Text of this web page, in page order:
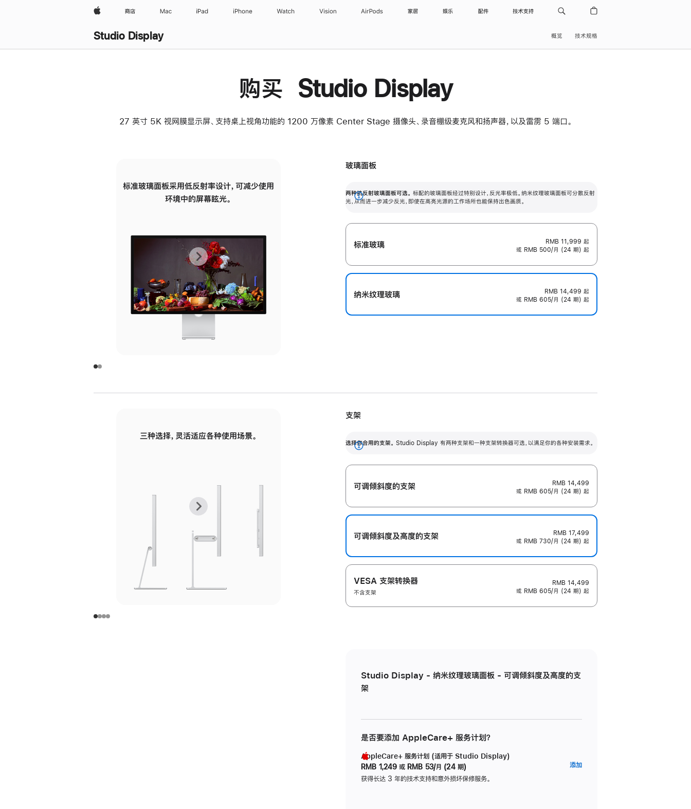
Apple 商店 Mac iPad iPhone Watch Vision AirPods 家居 娱乐 配件 技术支持
Studio Display 概览 技术规格
购买 Studio Display
27 英寸 5K 视网膜显示屏、支持桌上视角功能的 1200 万像素 Center Stage 摄像头、录音棚级麦克风和扬声器，以及雷雳 5 端口。
标准玻璃面板采用低反射率设计，可减少使用
环境中的屏幕眩光。
有高亮光源的场所使用，也能保持出色画质。
上
一
张
图
面
下
一
张
图
面
玻璃面板
两种抗反射玻璃面板可选。 标配的玻璃面板经过特别设计，反光率极低。纳米纹理玻璃面板可分散反射
光，从而进一步减少反光，即使在高亮光源的工作场所也能保持出色画质。
展
标准玻璃 RMB 11,999 起
或 RMB 500/月 (24 期) 起
纳米纹理玻璃 RMB 14,499 起
或 RMB 605/月 (24 期) 起
三种选择，灵活适应各种使用场景。
调节范围。
毫米的高度调节范围。
上
张
下
张
支架
选择你合用的支架。 Studio Display 有两种支架和一种支架转换器可选，以满足你的各种安装需求。
展
开
可调倾斜度的支架
RMB 14,499
或 RMB 605/月 (24 期) 起
可调倾斜度及高‍度的支‍架
RMB 17,499
或 RMB 730/月 (24 期) 起
VESA 支架转换器
不含支架
RMB 14,499
或 RMB 605/月 (24 期) 起
Studio Display - 纳米纹理玻璃面板 - 可调倾斜度及高度的支
架
是否要添加 AppleCare+ 服务计划？
AppleCare+ 服务计划 (适用于 Studio Display)
RMB 1,249 或 RMB 53/月 (24 期)
获得长达 3 年的技术支持和意外损坏保修服务。
添加